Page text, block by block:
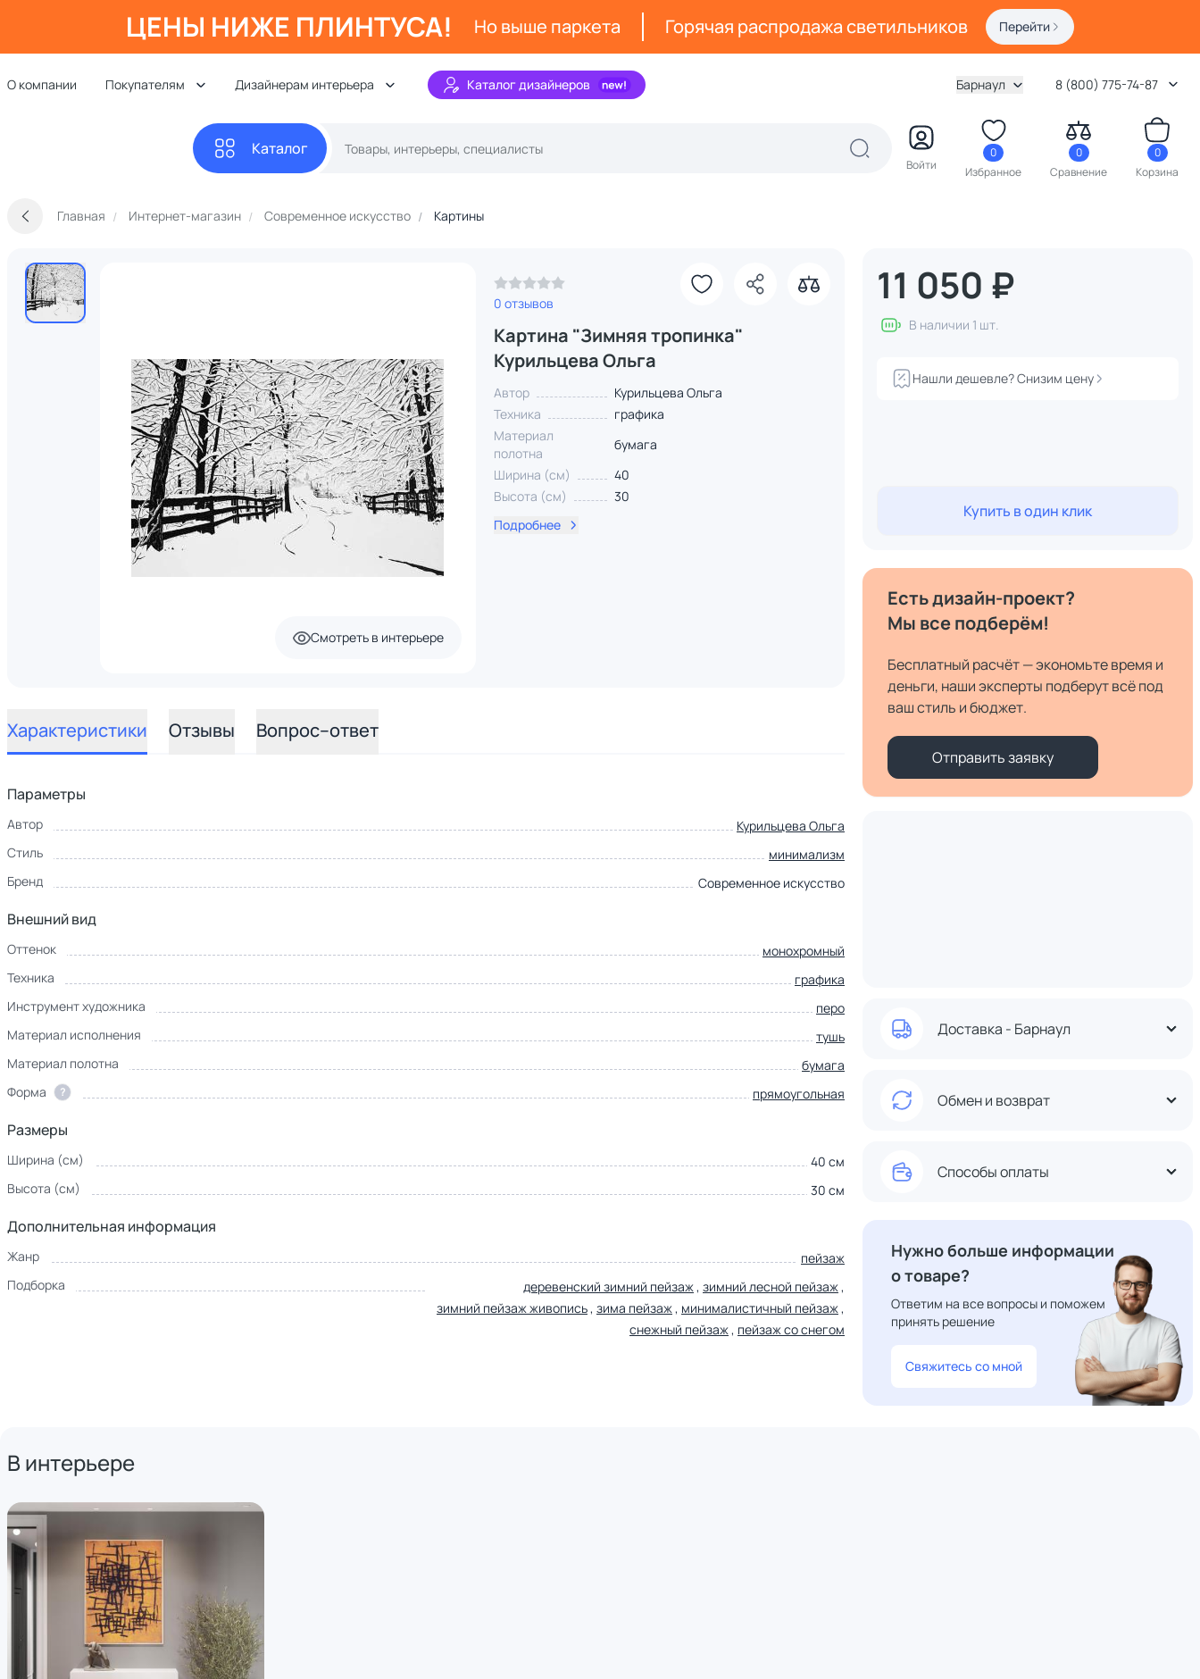
ЦЕНЫ НИЖЕ ПЛИНТУСА! Но выше паркета Горячая распродажа светильников Перейти
О компании Покупателям Дизайнерам интерьера Каталог дизайнеров Барнаул 8 (800) 775-74-87
Каталог
Войти
0
Избранное
0
Сравнение
0
Корзина
Главная Интернет-магазин Современное искусство Картины
Смотреть в интерьере
0 отзывов
Картина "Зимняя тропинка"
Курильцева Ольга
Автор
Курильцева Ольга
Техника
графика
Материал
полотна
бумага
Ширина (см)
40
Высота (см)
30
Подробнее
Характеристики Отзывы Вопрос–ответ
Параметры
Автор
Курильцева Ольга
Стиль
минимализм
Бренд
Современное искусство
Внешний вид
Оттенок
монохромный
Техника
графика
Инструмент художника
перо
Материал исполнения
тушь
Материал полотна
бумага
Форма
? прямоугольная
Размеры
Ширина (см)
40 см
Высота (см)
30 см
Дополнительная информация
Жанр
пейзаж
Подборка
деревенский зимний пейзаж, зимний лесной пейзаж,
зимний пейзаж живопись, зима пейзаж, минималистичный пейзаж,
снежный пейзаж, пейзаж со снегом
11 050 ₽
В наличии 1 шт.
Нашли дешевле? Снизим цену
Купить в один клик
Есть дизайн-проект?
Мы все подберём!
Бесплатный расчёт — экономьте время и
деньги, наши эксперты подберут всё под
ваш стиль и бюджет.
Отправить заявку
Доставка - Барнаул
Обмен и возврат
Способы оплаты
Нужно больше информации
о товаре?
Ответим на все вопросы и поможем
принять решение
Свяжитесь со мной
В интерьере